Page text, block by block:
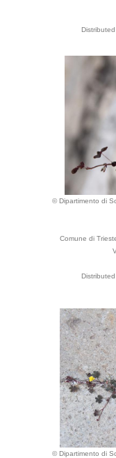
© Dipartimento di
Comune di
© Dipartimento di